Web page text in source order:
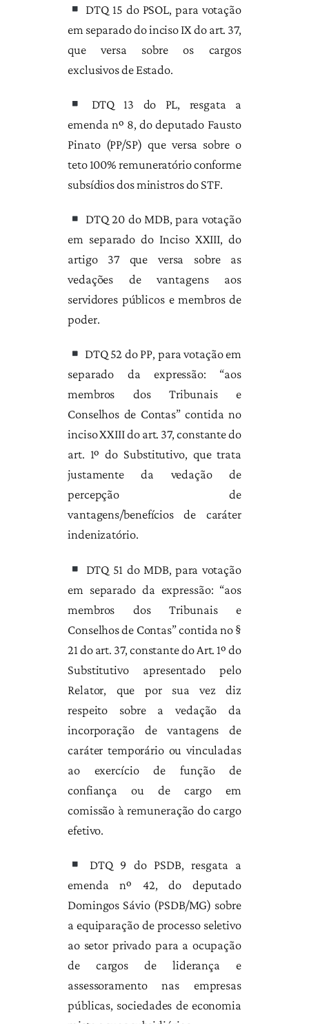
DTQ 15 do PSOL, para votação
em separado do inciso IX do art. 37,
que versa sobre os cargos
exclusivos de Estado.
DTQ 13 do PL, resgata a
emenda nº 8, do deputado Fausto
Pinato (PP/SP) que versa sobre o
teto 100% remuneratório conforme
subsídios dos ministros do STF.
DTQ 20 do MDB, para votação
em separado do Inciso XXIII, do
artigo 37 que versa sobre as
vedações de vantagens aos
servidores públicos e membros de
poder.
DTQ 52 do PP, para votação em
separado da expressão: “aos
membros dos Tribunais e
Conselhos de Contas” contida no
inciso XXIII do art. 37, constante do
art. 1º do Substitutivo, que trata
justamente da vedação de
percepção de
vantagens/benefícios de caráter
indenizatório.
DTQ 51 do MDB, para votação
em separado da expressão: “aos
membros dos Tribunais e
Conselhos de Contas” contida no §
21 do art. 37, constante do Art. 1º do
Substitutivo apresentado pelo
Relator, que por sua vez diz
respeito sobre a vedação da
incorporação de vantagens de
caráter temporário ou vinculadas
ao exercício de função de
confiança ou de cargo em
comissão à remuneração do cargo
efetivo.
DTQ 9 do PSDB, resgata a
emenda nº 42, do deputado
Domingos Sávio (PSDB/MG) sobre
a equiparação de processo seletivo
ao setor privado para a ocupação
de cargos de liderança e
assessoramento nas empresas
públicas, sociedades de economia